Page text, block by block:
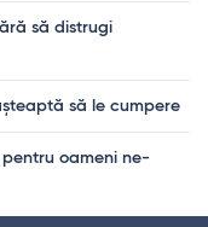
să distrugi
să le cumpere
oameni ne-